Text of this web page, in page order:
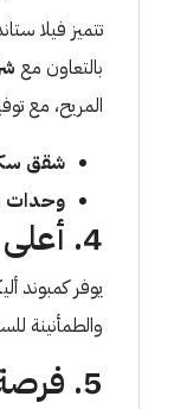
تتميز فيلا
بالتعاون مع
المريح، مع
شقق
وحدات
4. أعلى مستويات الأمان والخصوصية
يوفر كمبوند
والطمأنينة
5. فرصة استثمارية واعدة لامتلاك فيلا للبيع في مشروع اليكس ويست